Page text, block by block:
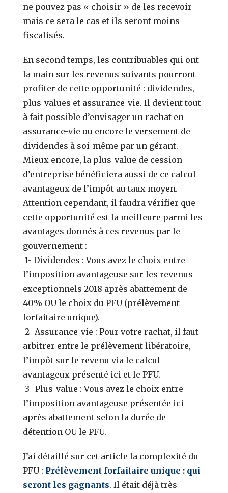
ne pouvez pas « choisir » de les recevoir
mais ce sera le cas et ils seront moins
fiscalisés.
En second temps, les contribuables qui ont
la main sur les revenus suivants pourront
profiter de cette opportunité : dividendes,
plus-values et assurance-vie. Il devient tout
à fait possible d’envisager un rachat en
assurance-vie ou encore le versement de
dividendes à soi-même par un gérant.
Mieux encore, la plus-value de cession
d’entreprise bénéficiera aussi de ce calcul
avantageux de l’impôt au taux moyen.
Attention cependant, il faudra vérifier que
cette opportunité est la meilleure parmi les
avantages donnés à ces revenus par le
gouvernement :
1- Dividendes : Vous avez le choix entre
l’imposition avantageuse sur les revenus
exceptionnels 2018 après abattement de
40% OU le choix du PFU (prélèvement
forfaitaire unique).
2- Assurance-vie : Pour votre rachat, il faut
arbitrer entre le prélèvement libératoire,
l’impôt sur le revenu via le calcul
avantageux présenté ici et le PFU.
3- Plus-value : Vous avez le choix entre
l’imposition avantageuse présentée ici
après abattement selon la durée de
détention OU le PFU.
J’ai détaillé sur cet article la complexité du
PFU : Prélèvement forfaitaire unique : qui
seront les gagnants. Il était déjà très